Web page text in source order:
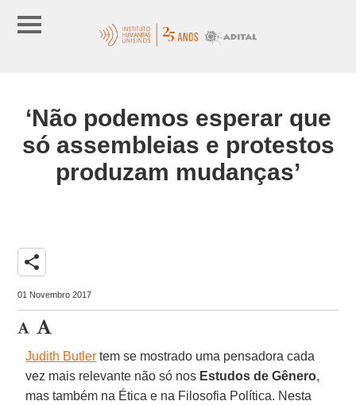
‘Não podemos esperar que
só assembleias e protestos
produzam mudanças’
share
01 Novembro 2017
Judith Butler tem se mostrado uma pensadora cada
vez mais relevante não só nos Estudos de Gênero,
mas também na Ética e na Filosofia Política. Nesta